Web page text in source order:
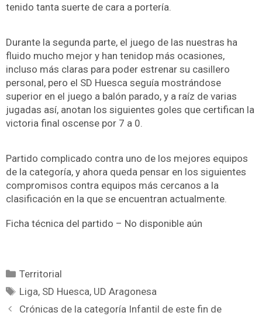
tenido tanta suerte de cara a portería.
Durante la segunda parte, el juego de las nuestras ha
fluido mucho mejor y han tenidop más ocasiones,
incluso más claras para poder estrenar su casillero
personal, pero el SD Huesca seguía mostrándose
superior en el juego a balón parado, y a raíz de varias
jugadas así, anotan los siguientes goles que certifican la
victoria final oscense por 7 a 0.
Partido complicado contra uno de los mejores equipos
de la categoría, y ahora queda pensar en los siguientes
compromisos contra equipos más cercanos a la
clasificación en la que se encuentran actualmente.
Ficha técnica del partido – No disponible aún
Territorial
Liga, SD Huesca, UD Aragonesa
Crónicas de la categoría Infantil de este fin de